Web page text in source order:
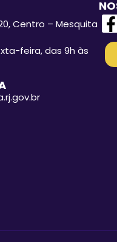
Centro – Mesquita
feira, das 9h às